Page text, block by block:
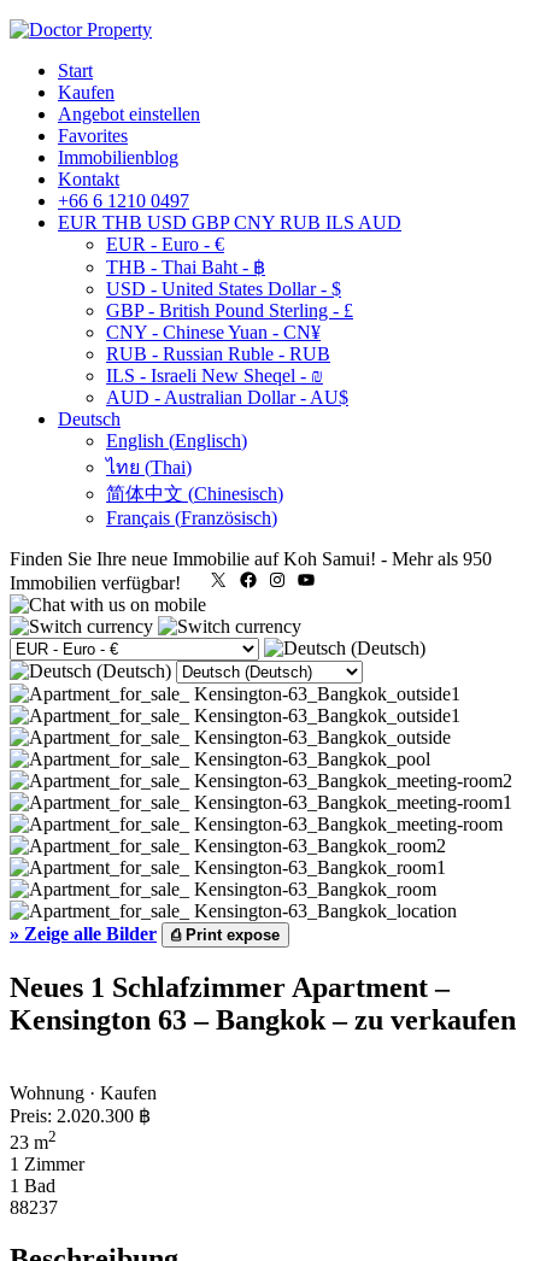
Start
Kaufen
Angebot einstellen
Favorites
Immobilienblog
Kontakt
+66 6 1210 0497
EUR THB USD GBP CNY RUB ILS AUD
EUR - Euro - €
THB - Thai Baht - ฿
USD - United States Dollar - $
GBP - British Pound Sterling - £
CNY - Chinese Yuan - CN¥
RUB - Russian Ruble - RUB
ILS - Israeli New Sheqel - ₪
AUD - Australian Dollar - AU$
Deutsch
English (Englisch)
ไทย (Thai)
简体中文 (Chinesisch)
Français (Französisch)
Finden Sie Ihre neue Immobilie auf Koh Samui! - Mehr als 950
Immobilien verfügbar!
X FacebookInstagram
» Zeige alle Bilder ⎙Print expose
Neues 1 Schlafzimmer Apartment –
Kensington 63 – Bangkok – zu verkaufen
Wohnung · Kaufen
Preis: 2.020.300 ฿
23 m2
1 Zimmer
1 Bad
88237